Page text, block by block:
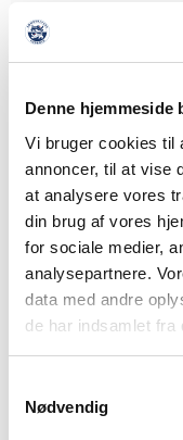
Denne hjemmeside
Vi bruger cookies til
annoncer, til at vise
at analysere vores
din brug af vores
for sociale medier,
analysepartnere.
data med andre
de har indsamlet fra
Nødvendig